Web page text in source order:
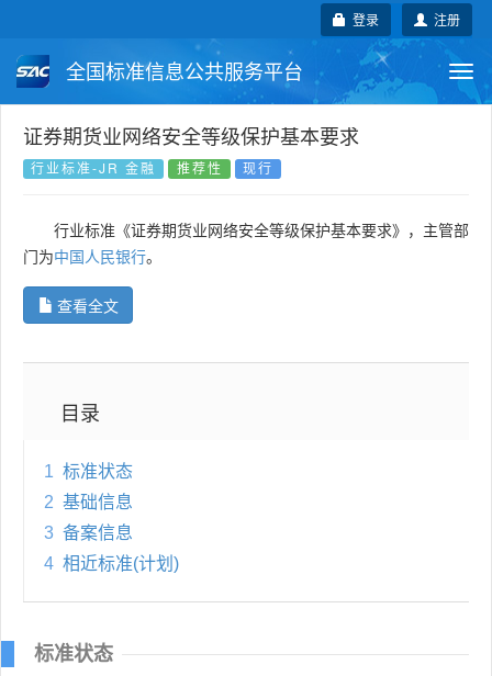
注册
登录
全国标准信息公共服务平台
国家标准 行业标准
国外标准 技术委员会
证券期货业网络安全等级保护基本要求
行业标准-JR 金融 推荐性 现行
行业标准《证券期货业网络安全等级保护基本要求》，主管部
门为中国人民银行。
查看全文
目录
1 标准状态
2 基础信息
3 备案信息
4 相近标准(计划)
标准状态